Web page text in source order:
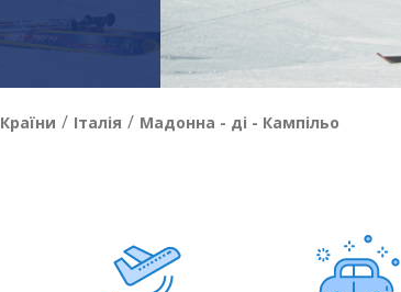
Країни / Італія / Мадонна - ді - Кампільо